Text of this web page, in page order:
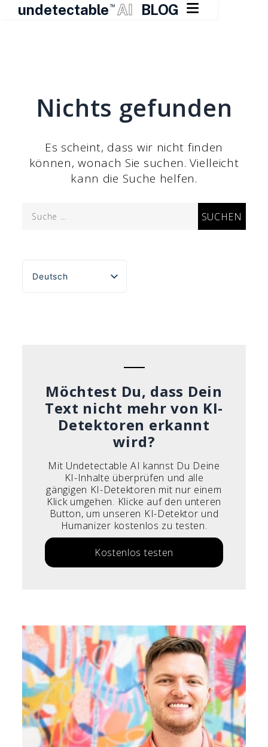
undetectable TM AI BLOG 
Nichts gefunden
Es scheint, dass wir nicht finden
können, wonach Sie suchen. Vielleicht
kann die Suche helfen.
Suche
Deutsch
English
Möchtest Du, dass Dein
Text nicht mehr von KI-
Detektoren erkannt
wird?
Mit Undetectable AI kannst Du Deine
KI-Inhalte überprüfen und alle
gängigen KI-Detektoren mit nur einem
Klick umgehen. Klicke auf den unteren
Button, um unseren KI-Detektor und
Humanizer kostenlos zu testen.
Kostenlos testen